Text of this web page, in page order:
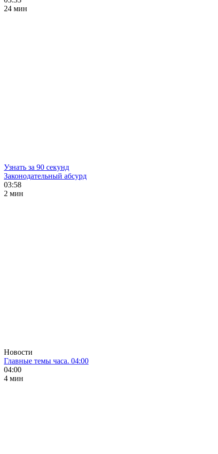
24 мин
Узнать за 90 секунд
Законодательный абсурд
03:58
2 мин
Новости
Главные темы часа. 04:00
04:00
4 мин